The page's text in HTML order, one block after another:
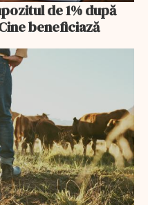
de 1% după
beneficiază